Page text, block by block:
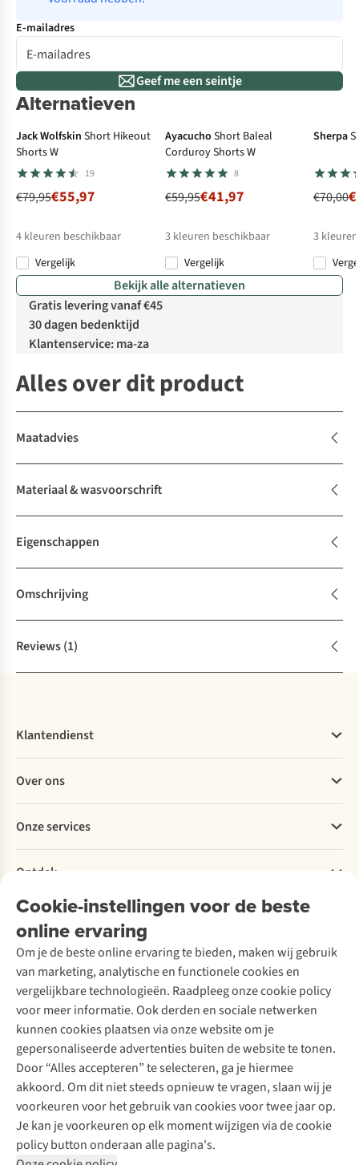
E-mailadres
Geef me een seintje
Alternatieven
-30%
Jack Wolfskin Short Hikeout
Shorts W
19
€79,95€55,97
4 kleuren beschikbaar
%
Vergelijk
Ayacucho Short Baleal
Corduroy Shorts W
8
€59,95€41,97
3 kleuren beschikbaar
%
Vergelijk
Sherpa
€70,00
3
%
%
Bekijk alle alternatieven
Gratis levering vanaf €45
30 dagen bedenktijd
Klantenservice: ma-za
Alles over dit product
Maatadvies
Materiaal & wasvoorschrift
Eigenschappen
Omschrijving
Reviews(1)
Cookie-instellingen voor de beste
online ervaring
Om je de beste online ervaring te bieden, maken wij gebruik
van marketing, analytische en functionele cookies en
vergelijkbare technologieën. Raadpleeg onze cookie policy
voor meer informatie. Ook derden en sociale netwerken
kunnen cookies plaatsen via onze website om je
gepersonaliseerde advertenties buiten de website te tonen.
Door “Alles accepteren” te selecteren, ga je hiermee
akkoord. Om dit niet steeds opnieuw te vragen, slaan wij je
voorkeuren voor het gebruik van cookies voor twee jaar op.
Je kan je voorkeuren op elk moment wijzigen via de cookie
policy button onderaan alle pagina's.
Klantendienst
Bestellen
Betalen
Levering
Retourneren
Bestelling herroepen
Garantie
Contact
Over ons
Explore More
Verantwoord ondernemen
Over Ayacucho
Onze winkels
Over A.S.Adventure
Toegankelijkheidsverklaring
Onze services
Ski-onderhoud
Wasservice
Schoenonderhoud
Schoenherstelling
Kledingherstelling
Retouches
Voor bedrijven
Ontdek
A.S.Magazine
Podcast
Explore Academy
Explore Camp
Gear Check
Inspiratie & advies
Meld je aan voor de nieuwsbrief
Follow us
Disclaimer Privacy Policy
Algemene voorwaarden
Cookie Policy